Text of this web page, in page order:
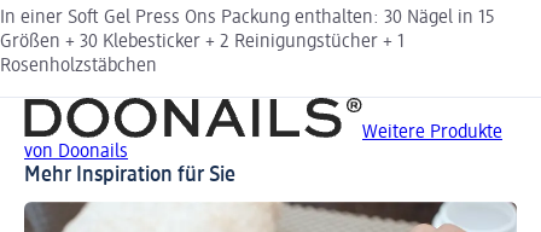
In einer Soft Gel Press Ons Packung enthalten: 30 Nägel in 15
Größen + 30 Klebesticker + 2 Reinigungstücher + 1
Rosenholzstäbchen
Weitere Produkte
von Doonails
Mehr Inspiration für Sie